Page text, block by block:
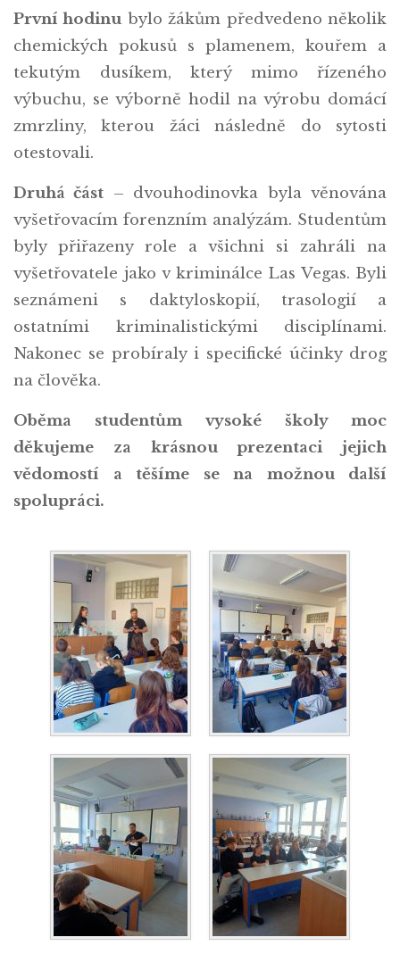
První hodinu bylo žákům předvedeno několik
chemických pokusů s plamenem, kouřem a
tekutým dusíkem, který mimo řízeného
výbuchu, se výborně hodil na výrobu domácí
zmrzliny, kterou žáci následně do sytosti
otestovali.
Druhá část – dvouhodinovka byla věnována
vyšetřovacím forenzním analýzám. Studentům
byly přiřazeny role a všichni si zahráli na
vyšetřovatele jako v kriminálce Las Vegas. Byli
seznámeni s daktyloskopií, trasologií a
ostatními kriminalistickými disciplínami.
Nakonec se probíraly i specifické účinky drog
na člověka.
Oběma studentům vysoké školy moc
děkujeme za krásnou prezentaci jejich
vědomostí a těšíme se na možnou další
spolupráci.